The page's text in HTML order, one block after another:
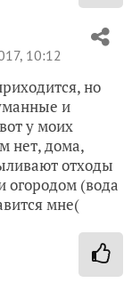
10:12
но
и
у моих
нет, дома,
отходы
огородом (вода
мне(